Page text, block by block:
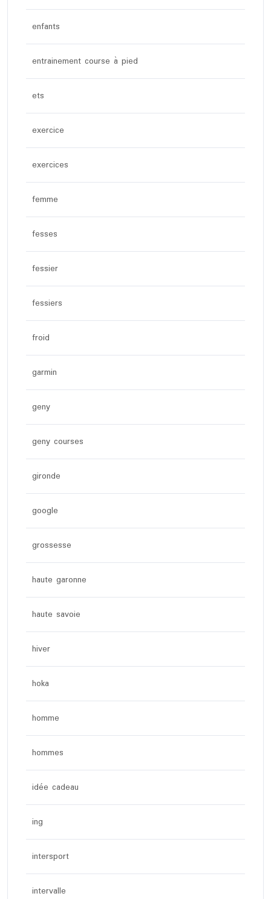
enfants
entrainement course à pied
ets
exercice
exercices
femme
fesses
fessier
fessiers
froid
garmin
geny
geny courses
gironde
google
grossesse
haute garonne
haute savoie
hiver
hoka
homme
hommes
idée cadeau
ing
intersport
intervalle